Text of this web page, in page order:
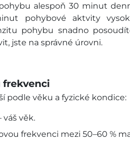
alespoň 30 minut
pohybové aktvity
pohybu snadno
jste na správné úrovni.
podle věku a fyzické kondice:
váš věk.
frekvenci mezi 50–60 %